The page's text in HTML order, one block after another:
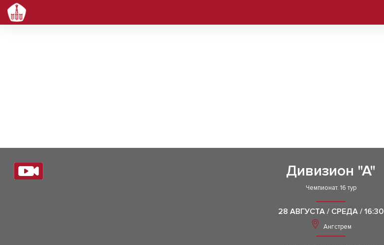
Дивизион "А"
Чемпионат. 16 тур
28 АВГУСТА / СРЕДА / 16:30
Ангстрем